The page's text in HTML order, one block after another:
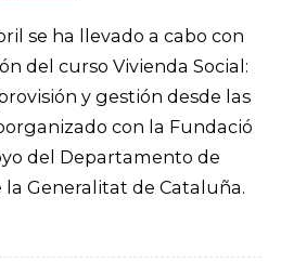
se ha llevado a cabo con
del curso Vivienda Social:
y gestión desde las
con la Fundació
del Departamento de
la Generalitat de Cataluña.